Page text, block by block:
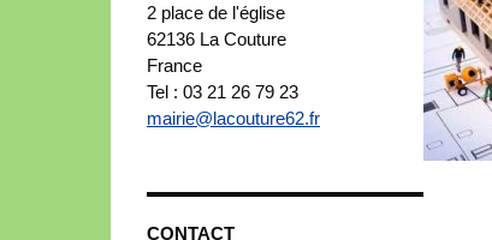
2 place de l'église
62136 La Couture
France
Tel : 03 21 26 79 23
mairie@lacouture62.fr
CONTACT